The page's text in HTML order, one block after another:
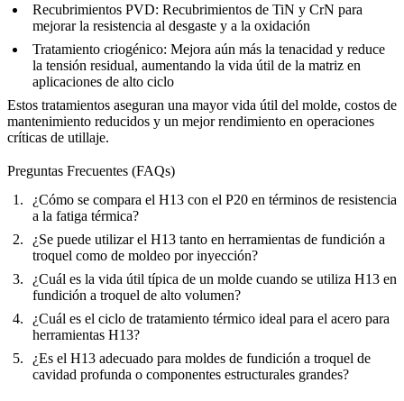
Recubrimientos PVD: Recubrimientos de TiN y CrN para
mejorar la resistencia al desgaste y a la oxidación
Tratamiento criogénico: Mejora aún más la tenacidad y reduce
la tensión residual, aumentando la vida útil de la matriz en
aplicaciones de alto ciclo
Estos tratamientos aseguran una mayor vida útil del molde, costos de
mantenimiento reducidos y un mejor rendimiento en operaciones
críticas de utillaje.
Preguntas Frecuentes (FAQs)
¿Cómo se compara el H13 con el P20 en términos de resistencia
a la fatiga térmica?
¿Se puede utilizar el H13 tanto en herramientas de fundición a
troquel como de moldeo por inyección?
¿Cuál es la vida útil típica de un molde cuando se utiliza H13 en
fundición a troquel de alto volumen?
¿Cuál es el ciclo de tratamiento térmico ideal para el acero para
herramientas H13?
¿Es el H13 adecuado para moldes de fundición a troquel de
cavidad profunda o componentes estructurales grandes?